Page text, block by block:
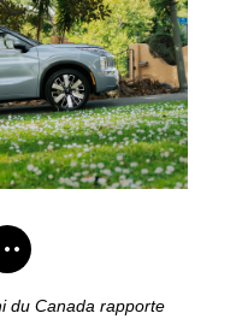
du Canada rapporte